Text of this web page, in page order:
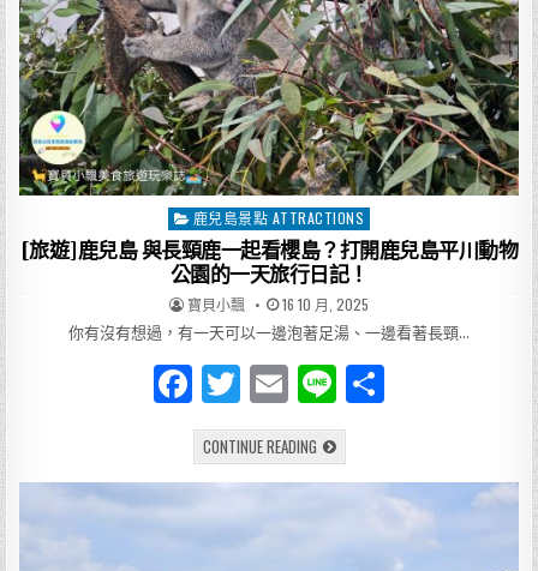
ー
餃
子
会
舘
鹿
兒
島
店
的
中
華
味
覺
饗
宴
Posted
in
鹿兒島景點 ATTRACTIONS
[旅遊]鹿兒島 與長頸鹿一起看櫻島？打開鹿兒島平川動物
公園的一天旅行日記！
AUTHOR:
寶貝小飄 PUBLISHED
DATE:
16 10 月, 2025
你有沒有想過，有一天可以一邊泡著足湯、一邊看著長頸…
F
a
c
b
T
w
it
E
m
ai
Li
n
e
CONTINUE READING[旅
遊]